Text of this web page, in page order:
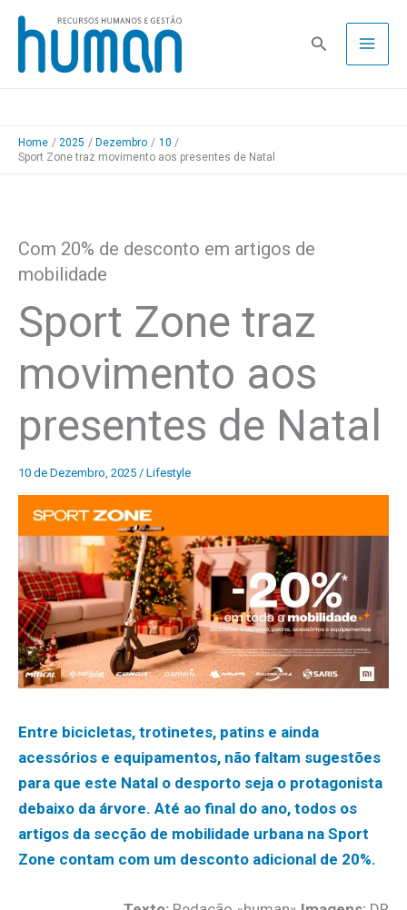
Skip
content
Pesquisa
Home 2025 Dezembro
10
Sport Zone traz movimento aos presentes de Natal
Com 20% de desconto em artigos de
mobilidade
Sport Zone traz
movimento aos
presentes de Natal
10 de Dezembro, 2025 / Lifestyle
Entre bicicletas, trotinetes, patins e ainda
acessórios e equipamentos, não faltam sugestões
para que este Natal o desporto seja o protagonista
debaixo da árvore. Até ao final do ano, todos os
artigos da secção de mobilidade urbana na Sport
Zone contam com um desconto adicional de 20%.